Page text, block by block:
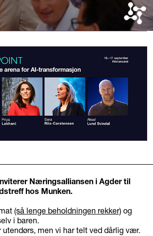
Næringsalliansen i Agder til
hos Munken.
(så lenge beholdningen rekker) og
i baren.
utendørs, men vi har telt ved dårlig vær.